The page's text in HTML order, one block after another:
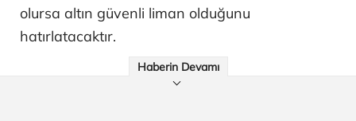
olursa altın güvenli liman olduğunu
hatırlatacaktır.
Haberin Devamı